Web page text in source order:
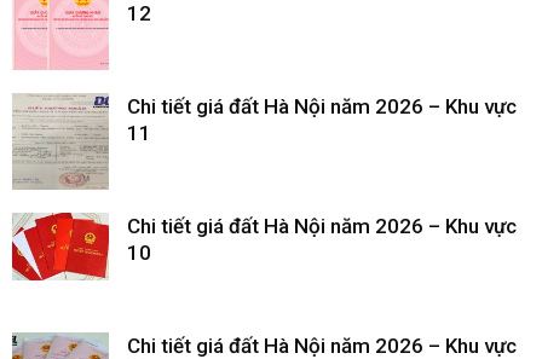
12
Chi tiết giá đất Hà Nội năm 2026 – Khu vực
11
Chi tiết giá đất Hà Nội năm 2026 – Khu vực
10
Chi tiết giá đất Hà Nội năm 2026 – Khu vực